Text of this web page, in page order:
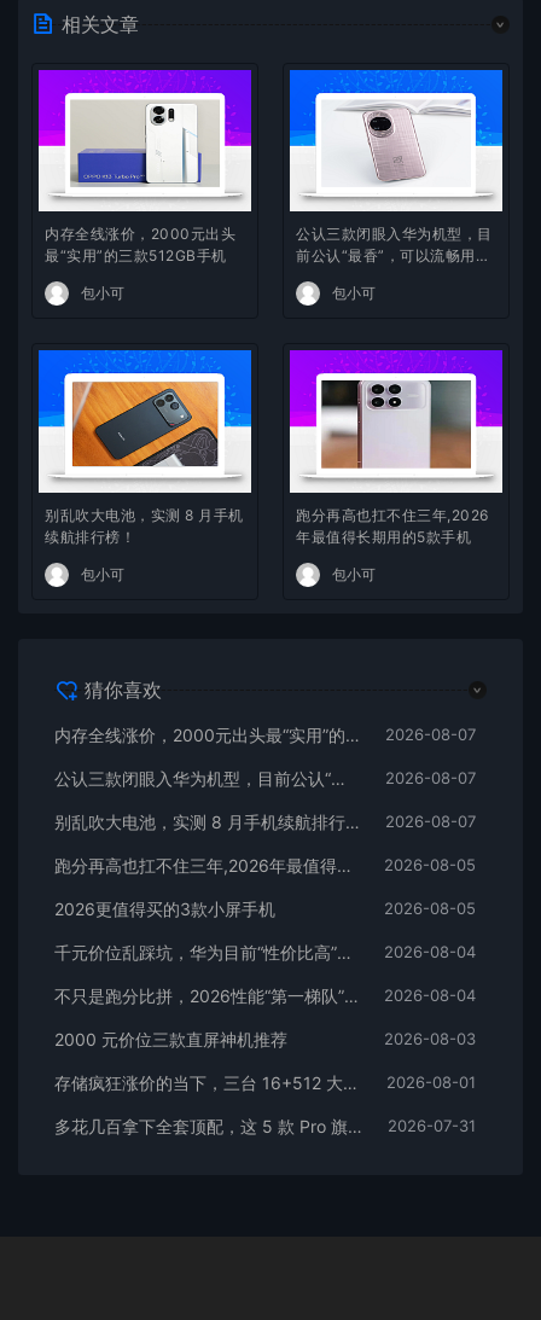
相关文章
内存全线涨价，2000元出头
最“实用”的三款512GB手机
包小可
公认三款闭眼入华为机型，目
前公认“最香”，可以流畅用四
年
包小可
别乱吹大电池，实测 8 月手机
续航排行榜！
包小可
跑分再高也扛不住三年,2026
年最值得长期用的5款手机
包小可
猜你喜欢
内存全线涨价，2000元出头最“实用”的三款512GB手机 2026-08-07
公认三款闭眼入华为机型，目前公认“最香”，可以流畅用四年 2026-08-07
别乱吹大电池，实测 8 月手机续航排行榜！ 2026-08-07
跑分再高也扛不住三年,2026年最值得长期用的5款手机 2026-08-05
2026更值得买的3款小屏手机 2026-08-05
千元价位乱踩坑，华为目前“性价比高”的3款手机 2026-08-04
不只是跑分比拼，2026性能“第一梯队”的旗舰手机 2026-08-04
2000 元价位三款直屏神机推荐 2026-08-03
存储疯狂涨价的当下，三台 16+512 大存储旗舰，一步告别清内存内耗 2026-08-01
多花几百拿下全套顶配，这 5 款 Pro 旗舰，一步到位用好多年 2026-07-31